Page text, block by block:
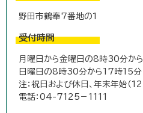
野田市鶴奉7番地の1
受付時間
月曜日から金曜日の8時30分か
日曜日の8時30分から17時15分
注：祝日および休日、年末年始（
電話：04-7125－1111